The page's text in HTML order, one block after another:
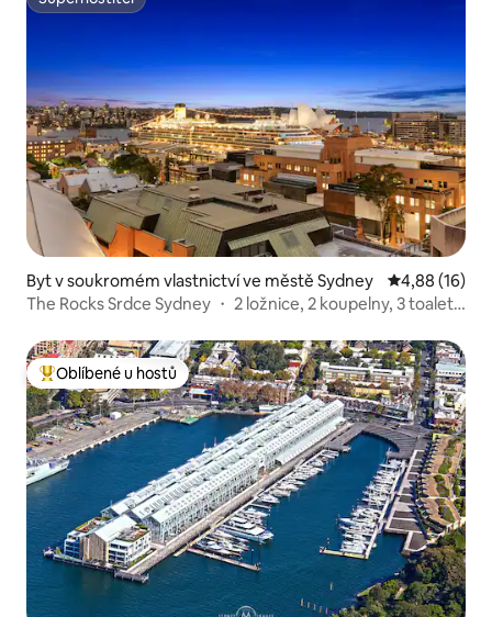
Superhostitel
Byt v soukromém vlastnictví ve městě Sydney Průměrné
4,88 (16)
The Rocks Srdce Sydney ・ 2 ložnice, 2 koupelny, 3 toalety,
Nejlepší v kategorii Oblíbené u hostů
Oblíbené u hostů